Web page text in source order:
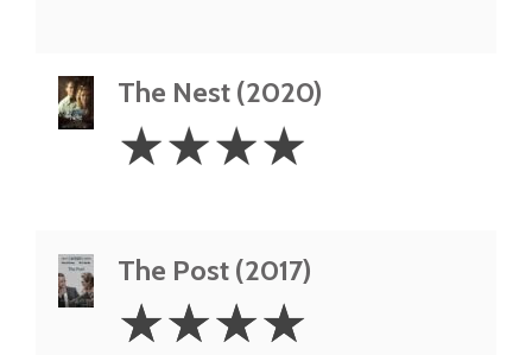
The Nest (2020)
Stars
☆☆☆☆
The Post (2017)
Stars
☆☆☆☆